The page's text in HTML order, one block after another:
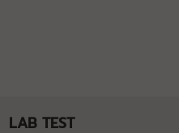
LAB TEST